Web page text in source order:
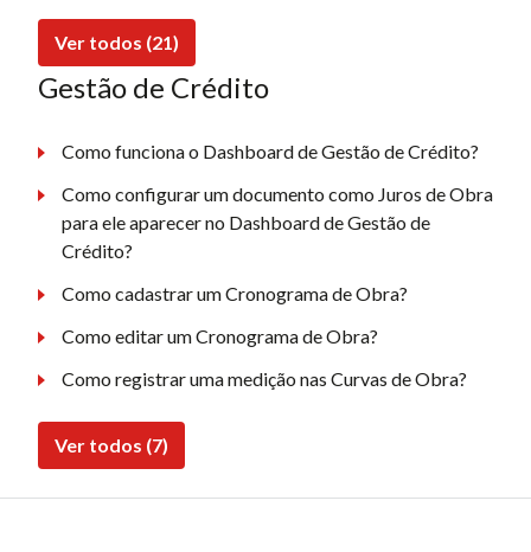
Ver todos (21)
Gestão de Crédito
Como funciona o Dashboard de Gestão de Crédito?
Como configurar um documento como Juros de Obra
para ele aparecer no Dashboard de Gestão de
Crédito?
Como cadastrar um Cronograma de Obra?
Como editar um Cronograma de Obra?
Como registrar uma medição nas Curvas de Obra?
Ver todos (7)